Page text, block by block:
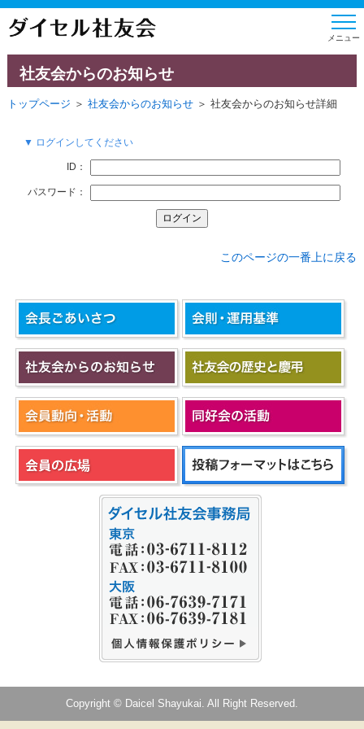
社友会からのお知らせ
トップページ ＞ 社友会からのお知らせ＞ 社友会からのお知らせ詳細
▼ ログインしてください
ID：
パスワード：
このページの一番上に戻る
Copyright © Daicel Shayukai. All Right Reserved.